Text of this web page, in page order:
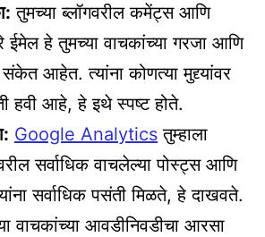
तुमच्या ब्लॉगवरील कमेंट्स आणि
ईमेल हे तुमच्या वाचकांच्या गरजा आणि
आहेत. त्यांना कोणत्या मुद्द्यांवर
हवी आहे, हे इथे स्पष्ट होते.
Google Analytics तुम्हाला
सर्वाधिक वाचलेल्या पोस्ट्स आणि
सर्वाधिक पसंती मिळते, हे दाखवते.
वाचकांच्या आवडीनिवडीचा आरसा